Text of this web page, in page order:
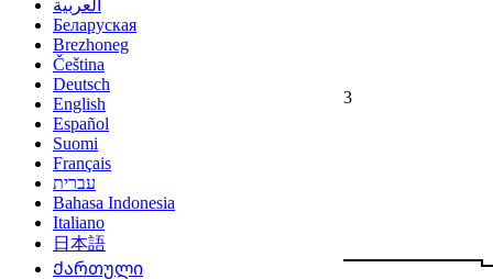
3
العربية
Беларуская
Brezhoneg
Čeština
Deutsch
English
Español
Suomi
Français
עברית
Bahasa Indonesia
Italiano
日本語
Ქართული